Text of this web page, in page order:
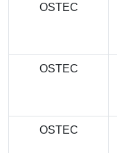
OSTEC
OSTEC
OSTEC